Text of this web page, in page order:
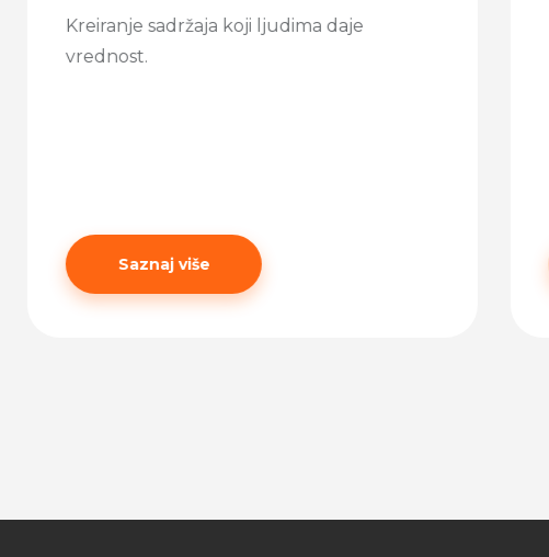
Kreiranje sadržaja koji ljudima daje
vrednost.
Saznaj više